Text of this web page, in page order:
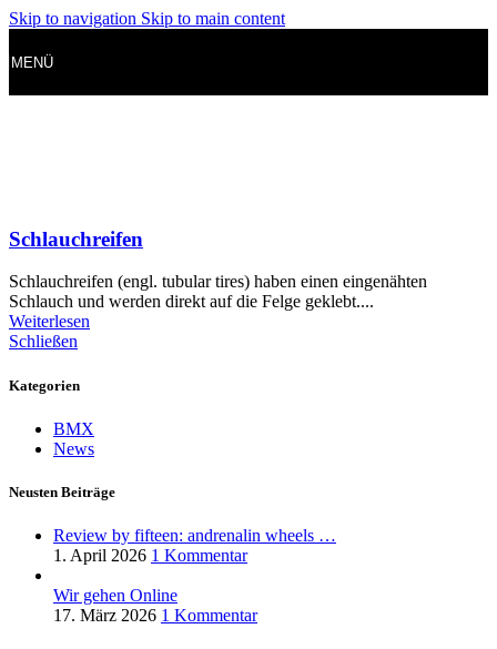
Skip to navigation Skip to main content
MENÜ
Schlauchreifen
Schlauchreifen (engl. tubular tires) haben einen eingenähten
Schlauch und werden direkt auf die Felge geklebt....
Weiterlesen
Schließen
Kategorien
BMX
News
Neusten Beiträge
Review by fifteen: andrenalin wheels …
1. April 2026 1 Kommentar
Wir gehen Online
17. März 2026 1 Kommentar